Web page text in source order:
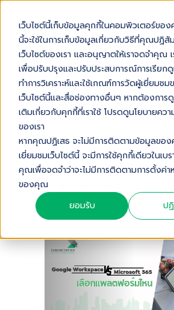
เว็บไซต์นี้เก็บข้อมูลคุกกี้ในคอมพิวเตอร์ขอ
นี้จะใช้ในการเก็บข้อมูลเกี่ยวกับวิธีที่คุณปฏิ
เว็บไซต์ของเรา และอนุญาตให้เราจดจำคุณ
เพื่อปรับปรุงและปรับประสบการณ์การเรียกดู
ทำการวิเคราะห์และใช้เกณฑ์การวัดผู้เยี่ยมช
เว็บไซต์นี้และสื่อช่องทางอื่นๆ หากต้องการ
เติมเกี่ยวกับคุกกี้ที่เราใช้ โปรดดูนโยบายคว
ของเรา
หากคุณปฏิเสธ จะไม่มีการติดตามข้อมูลของ
เยี่ยมชมเว็บไซต์นี้ จะมีการใช้คุกกี้เดียวในเบ
คุณเพื่อจดจำว่าจะไม่มีการติดตามการตั้งค่า
ของคุณ
ยอมรับ
ป
GOOGLE WORKSPACE
MICROSOFT 365 เลือกแ
ไหน?
Audio Version